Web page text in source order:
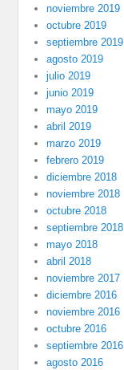
noviembre 2019
octubre 2019
septiembre 2019
agosto 2019
julio 2019
junio 2019
mayo 2019
abril 2019
marzo 2019
febrero 2019
diciembre 2018
noviembre 2018
octubre 2018
septiembre 2018
mayo 2018
abril 2018
noviembre 2017
diciembre 2016
noviembre 2016
octubre 2016
septiembre 2016
agosto 2016